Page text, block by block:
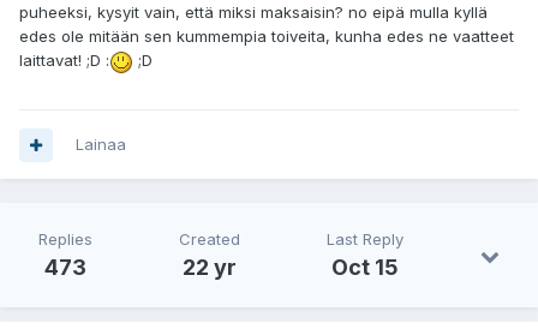
puheeksi, kysyit vain, että miksi maksaisin? no eipä mulla kyllä
edes ole mitään sen kummempia toiveita, kunha edes ne vaatteet
laittavat! ;D :
;D
Lainaa
Replies
473
Created
22 yr
Last Reply
Oct 15